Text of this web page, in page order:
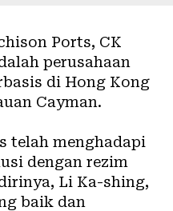
Ports, CK
perusahaan
di Hong Kong
Cayman.
telah menghadapi
dengan rezim
Li Ka-shing,
baik dan